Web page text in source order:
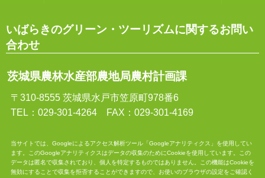
いばらきのグリーン・ツーリズムに関するお問い
合わせ
茨城県農林水産部農地局農村計画課
〒310-8555 茨城県水戸市笠原町978番6
TEL：029-301-4264 FAX：029-301-4169
当サイトでは、Googleによるアクセス解析ツール「Googleアナリティクス」を使用してい
ます。このGoogleアナリティクスはデータの収集のためにCookieを使用しています。この
データは匿名で収集されており、個人を特定するものではありません。この機能はCookieを
無効にすることで収集を拒否することができますので、お使いのブラウザの設定をご確認く